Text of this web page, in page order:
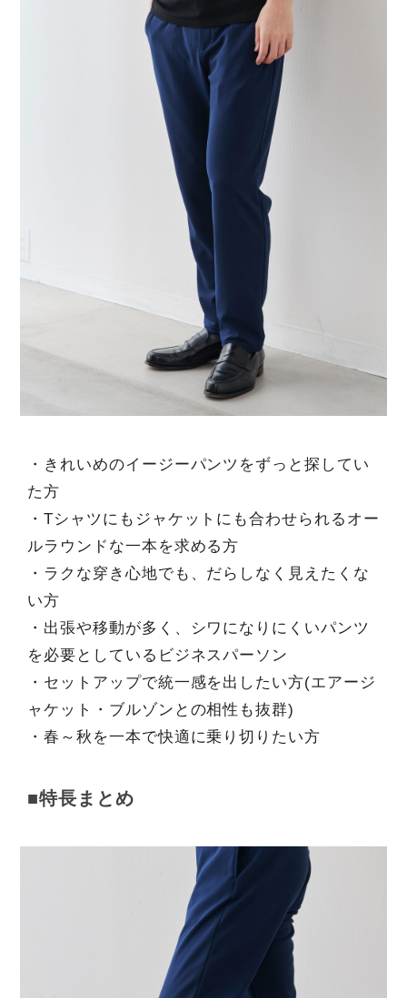
・きれいめのイージーパンツをずっと探してい
た方
・Tシャツにもジャケットにも合わせられるオー
ルラウンドな一本を求める方
・ラクな穿き心地でも、だらしなく見えたくな
い方
・出張や移動が多く、シワになりにくいパンツ
を必要としているビジネスパーソン
・セットアップで統一感を出したい方(エアージ
ャケット・ブルゾンとの相性も抜群)
・春～秋を一本で快適に乗り切りたい方
■特長まとめ